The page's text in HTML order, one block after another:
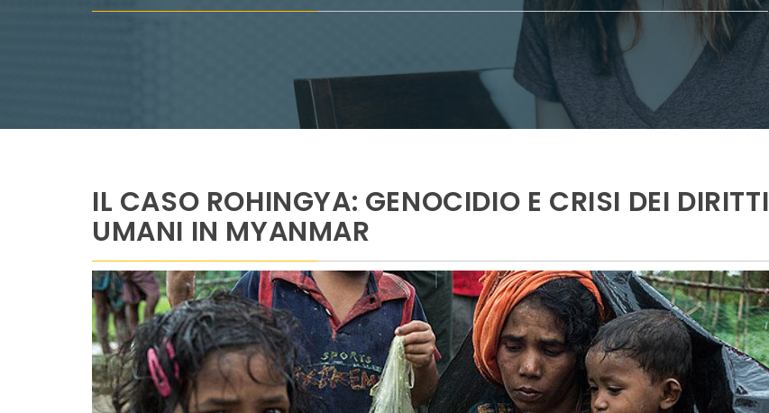
IL CASO ROHINGYA: GENOCIDIO E CRISI DEI DIRITTI
UMANI IN MYANMAR